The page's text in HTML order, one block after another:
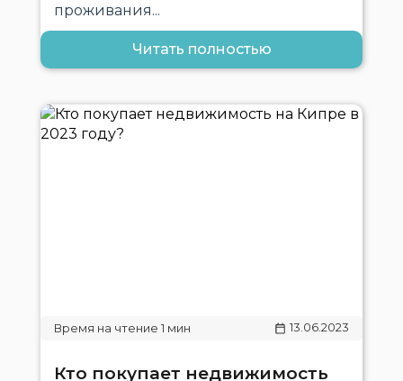
проживания...
Читать полностью
13.06.2023
Кто покупает недвижимость